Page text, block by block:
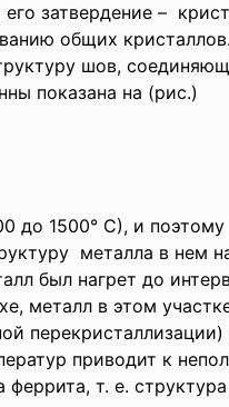
затвердение –
общих
шов,
показана на (рис.)
до 1500° С), и
металла в нем
был нагрет до
металл в этом
приводит к
т. е.